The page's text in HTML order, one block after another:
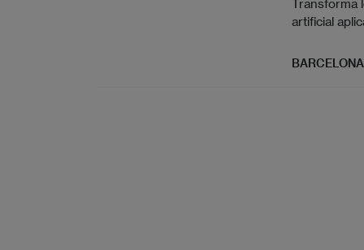
Transforma
artificial
BARCELONA